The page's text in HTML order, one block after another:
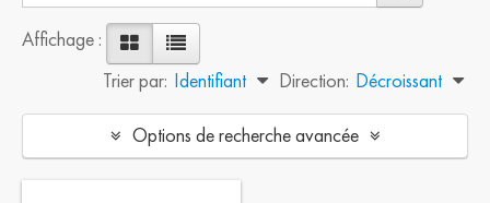
Affichage :
Trier par: Identifiant Direction: Décroissant
Options de recherche avancée